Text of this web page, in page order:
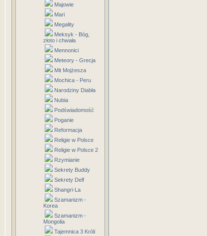
Majowie
Mari
Megality
Meksyk - Bóg,
złoto i chwała
Mennonici
Meteory - Grecja
Mit Mojżesza
Mochica - Peru
Narodziny Diabła
Nubia
Podświadomość
Poganie
Reformacja
Religie w Polsce
Religie w Polsce 2
Rzymianie
Sekrety Buddy
Sekrety Delf
Shangri-La
Szamanizm -
Korea
Szamanizm -
Mongolia
Tajemnica 3 Króli